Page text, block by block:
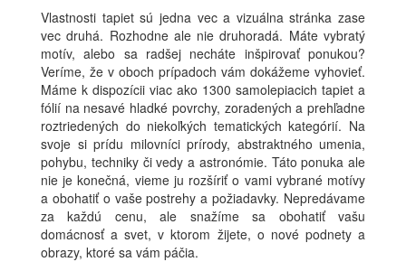
Vlastnosti tapiet sú jedna vec a vizuálna stránka zase
vec druhá. Rozhodne ale nie druhoradá. Máte vybratý
motív, alebo sa radšej necháte inšpirovať ponukou?
Veríme, že v oboch prípadoch vám dokážeme vyhovieť.
Máme k dispozícii viac ako 1300 samolepiacich tapiet a
fólií na nesavé hladké povrchy, zoradených a prehľadne
roztriedených do niekoľkých tematických kategórií. Na
svoje si prídu milovníci prírody, abstraktného umenia,
pohybu, techniky či vedy a astronómie. Táto ponuka ale
nie je konečná, vieme ju rozšíriť o vami vybrané motívy
a obohatiť o vaše postrehy a požiadavky. Nepredávame
za každú cenu, ale snažíme sa obohatiť vašu
domácnosť a svet, v ktorom žijete, o nové podnety a
obrazy, ktoré sa vám páčia.